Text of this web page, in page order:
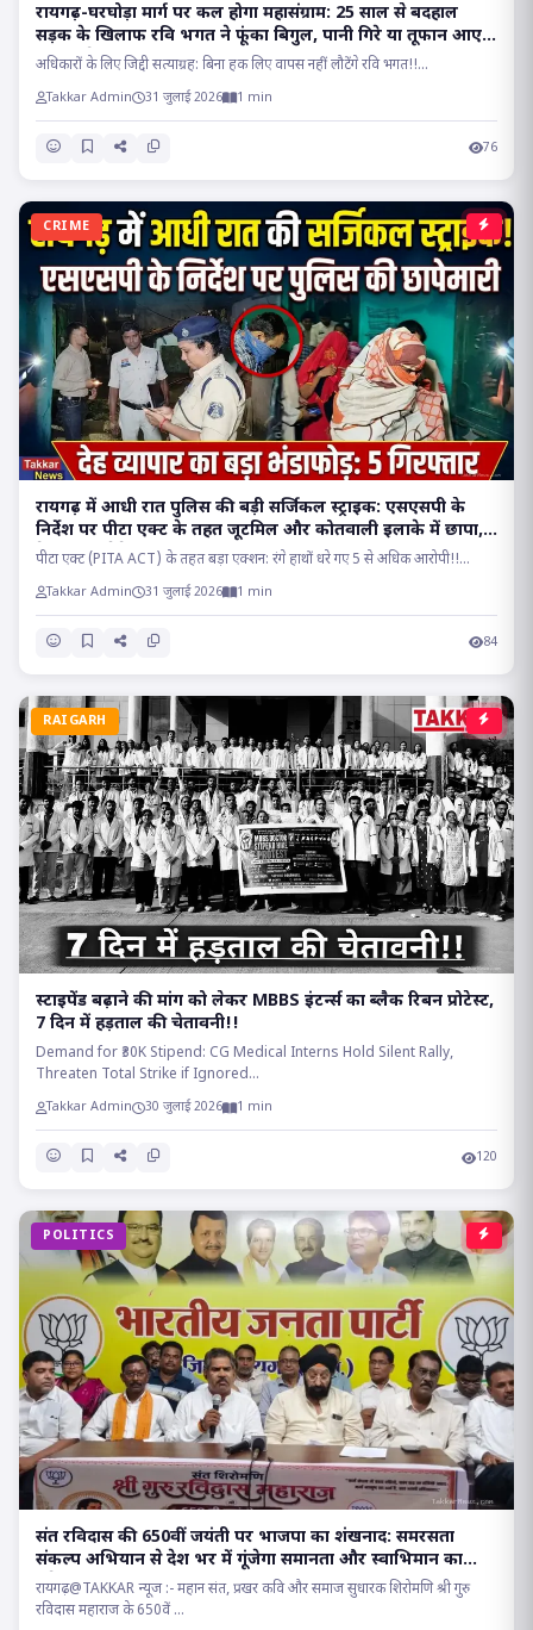
रायगढ़-घरघोड़ा मार्ग पर कल होगा महासंग्राम: 25 साल से बदहाल
सड़क के खिलाफ रवि भगत ने फूंका बिगुल, पानी गिरे या तूफान आए,
होकर रहेगा चक्काजाम..
अधिकारों के लिए जिद्दी सत्याग्रह: बिना हक लिए वापस नहीं लौटेंगे रवि भगत!!...
Takkar Admin 31 जुलाई 2026 1 min
76
CRIME
रायगढ़ में आधी रात पुलिस की बड़ी सर्जिकल स्ट्राइक: एसएसपी के
निर्देश पर पीटा एक्ट के तहत जूटमिल और कोतवाली इलाके में छापा,
देह व्यापार रैकेट का भंडाफोड़!!
पीटा एक्ट (PITA ACT) के तहत बड़ा एक्शन: रंगे हाथों धरे गए 5 से अधिक आरोपी!!...
Takkar Admin 31 जुलाई 2026 1 min
84
RAIGARH
स्टाइपेंड बढ़ाने की मांग को लेकर MBBS इंटर्न्स का ब्लैक रिबन प्रोटेस्ट,
7 दिन में हड़ताल की चेतावनी!!
Demand for ₹30K Stipend: CG Medical Interns Hold Silent Rally,
Threaten Total Strike if Ignored...
Takkar Admin 30 जुलाई 2026 1 min
120
POLITICS
संत रविदास की 650वीं जयंती पर भाजपा का शंखनाद: समरसता
संकल्प अभियान से देश भर में गूंजेगा समानता और स्वाभिमान का
संदेश!!
रायगढ़@TAKKAR न्यूज :- महान संत, प्रखर कवि और समाज सुधारक शिरोमणि श्री गुरु
रविदास महाराज के 650वें ...